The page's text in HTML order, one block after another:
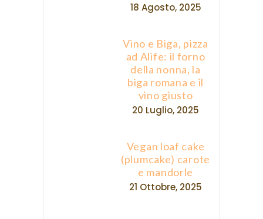
18 Agosto, 2025
Vino e Biga, pizza
ad Alife: il forno
della nonna, la
biga romana e il
vino giusto
20 Luglio, 2025
Vegan loaf cake
(plumcake) carote
e mandorle
21 Ottobre, 2025